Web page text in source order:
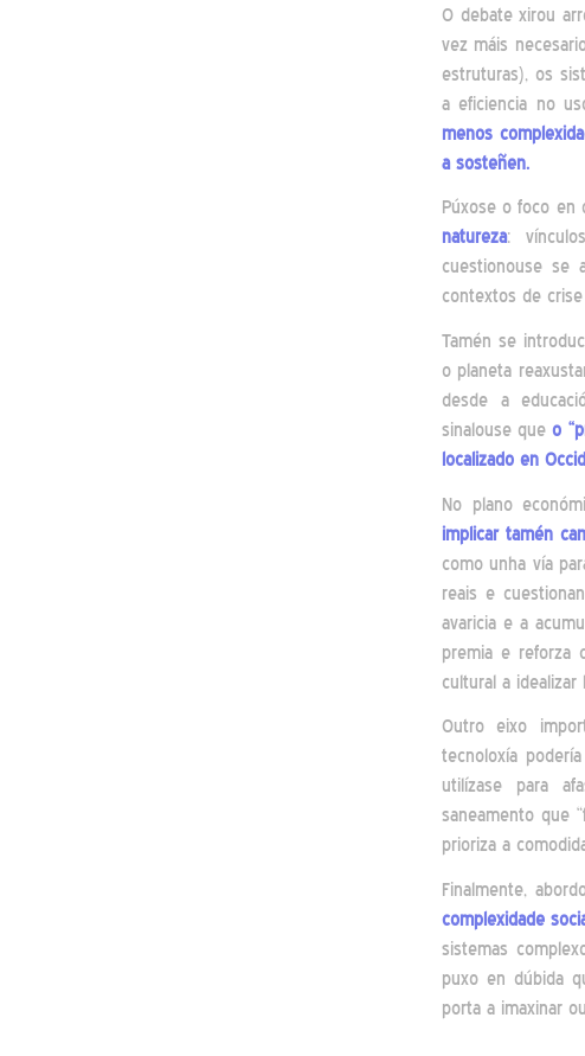
O debate xirou
vez máis
estruturas), os
a eficiencia no
menos
a sosteñen.
Púxose o foco en
natureza:
cuestionouse se
contextos de
Tamén se
o planeta
desde a
sinalouse queo
localizado en
No plano
implicar tamén
como unha vía
reais e
avaricia e a
premia e reforza
cultural a
Outro eixo
tecnoloxía
utilízase para
saneamento que
prioriza a
Finalmente,
complexidade
sistemas
puxo en dúbida
porta a imaxinar